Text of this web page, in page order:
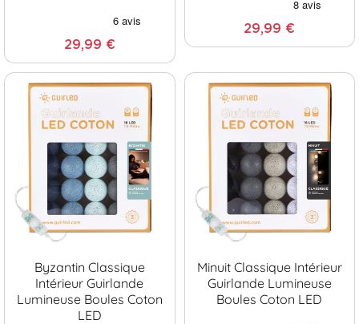
29,99 €
29,99 €
Byzantin Classique
Intérieur Guirlande
Lumineuse Boules Coton
LED
Minuit Classique Intérieur
Guirlande Lumineuse
Boules Coton LED